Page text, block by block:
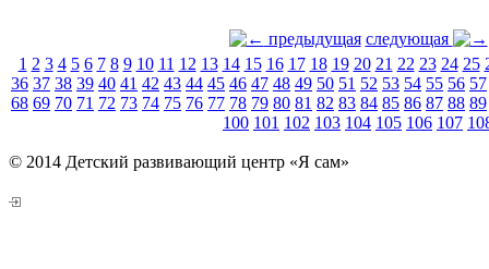
предыдущая следующая
1 2 3 4 5 6 7 8 9 10 11 12 13 14 15 16 17 18 19 20 21 22 23 24 25
36 37 38 39 40 41 42 43 44 45 46 47 48 49 50 51 52 53 54 55 56 57
68 69 70 71 72 73 74 75 76 77 78 79 80 81 82 83 84 85 86 87 88 89
100 101 102 103 104 105 106 107
© 2014 Детский развивающий центр «Я сам»